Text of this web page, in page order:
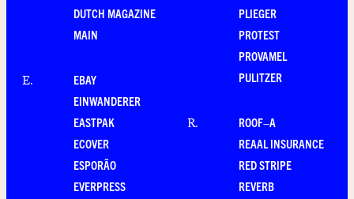
DUTCH MAGAZINE
MAIN
E.
EBAY
EINWANDERER
EASTPAK
ECOVER
ESPORÃO
EVERPRESS
PLIEGER
PROTEST
PROVAMEL
PULITZER
R.
ROOF–A
REAAL INSURANCE
RED STRIPE
REVERB